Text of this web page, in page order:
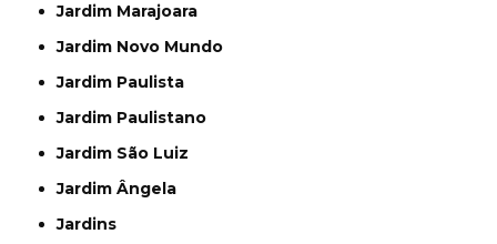
Jardim Marajoara
Jardim Novo Mundo
Jardim Paulista
Jardim Paulistano
Jardim São Luiz
Jardim Ângela
Jardins